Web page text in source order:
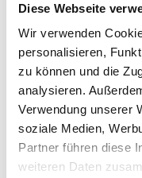
Diese Webseite
Wir verwenden
personalisieren,
zu können und die
analysieren.
Verwendung unserer
soziale Medien,
Partner führen diese
weiteren Daten
STK
Auf Lager
Print